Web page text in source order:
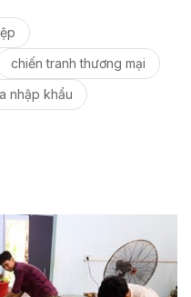
chiến tranh thương mại
nhập khẩu